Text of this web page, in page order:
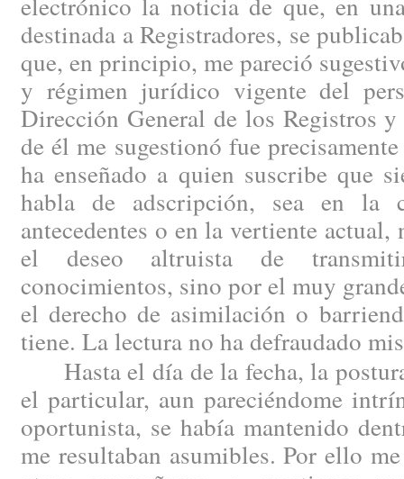
destinada a Registradores, se
que, en principio, me pareció
y régimen jurídico vigente del
Dirección General de los Registros
de él me sugestionó fue
ha enseñado a quien suscribe que
habla de adscripción, sea en la
antecedentes o en la vertiente
el deseo altruista de
conocimientos, sino por el muy
el derecho de asimilación o
tiene. La lectura no ha defraudado
Hasta el día de la fecha, la
el particular, aun pareciéndome
oportunista, se había mantenido
me resultaban asumibles. Por ello